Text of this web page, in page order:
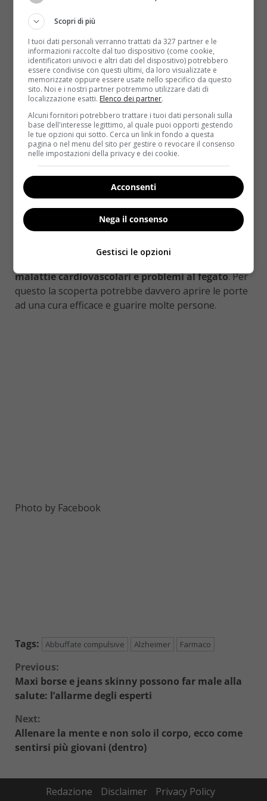
amare i dolci e ad abbuffarsi in maniera
compulsiva. Agli animali è stata poi
somministrata della memantina, che ha subito
bloccato la voglia di mangiare. “Abbiamo scoperto che
il farmaco agisce nel nucleo accumbens“, ha detto
Cottone, ossia su quell’area del cervello associata
alla dipendenza dal cibo.Lo studio può quindi
essere molto utile per contrastare il binge eating,
come viene chiamato il desiderio irrefrenabile di
cibo, inserito da poco nei manuali di psichiatria
Solitamente questo disturbo colpisce persone tra
i 30 e i 40 anni ed è causato da stress, noia,
solitudine e disagio psicologico di varia natura.
Con le abbuffate compulsive si cerca di colmare un
vuoto, di riempire la propria vita e non soccombere
alla tristezza.Oltre al disagio psicologico derivante
da questa patologia il binge eating può causare
malattie cardiovascolari e problemi al fegato. Per
questo la scoperta potrebbe davvero aprire le porte
ad una cura efficace e guarire molte persone.
Photo by Facebook
Tags: Abbuffate compulsive Alzheimer Farmaco
Continue
Reading
Previous:
Maxi borse e jeans skinny possono far male alla
salute: l’allarme degli esperti
Next:
Allenare la mente e non solo il corpo, ecco come
sentirsi più giovani (dentro)
Redazione Disclaimer Privacy Policy
Scopri di più
I tuoi dati personali verranno trattati da 327 partner e le
informazioni raccolte dal tuo dispositivo (come cookie,
identificatori univoci e altri dati del dispositivo) potrebbero
essere condivise con questi ultimi, da loro visualizzate e
memorizzate oppure essere usate nello specifico da questo
sito. Noi e i nostri partner potremmo utilizzare dati di
localizzazione esatti. Elenco dei partner.
Alcuni fornitori potrebbero trattare i tuoi dati personali sulla
base dell'interesse legittimo, al quale puoi opporti gestendo
le tue opzioni qui sotto. Cerca un link in fondo a questa
pagina o nel menu del sito per gestire o revocare il consenso
nelle impostazioni della privacy e dei cookie.
Acconsenti
Nega il consenso
Gestisci le opzioni